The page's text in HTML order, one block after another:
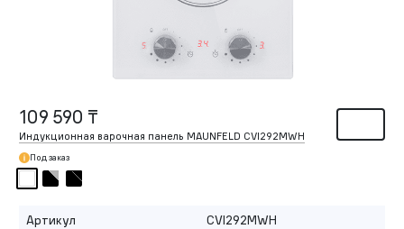
109 590 ₸
Индукционная варочная панель MAUNFELD CVI292MWH
Под заказ
Артикул
CVI292MWH